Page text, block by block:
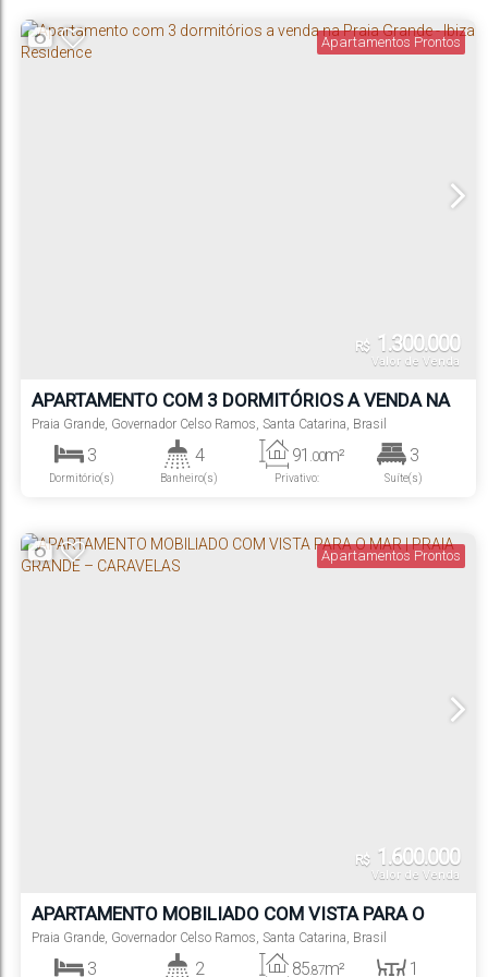
Apartamentos Prontos
R$ 1.300.000
Valor de Venda
APARTAMENTO COM 3 DORMITÓRIOS A VENDA NA
PRAIA GRANDE - IBIZA RESIDENCE
Praia Grande, Governador Celso Ramos, Santa Catarina, Brasil
3
Dormitório(s)
4
Banheiro(s) Privativo:
91 .00m² 3
Suíte(s)
Apartamentos Prontos
R$ 1.600.000
Valor de Venda
APARTAMENTO MOBILIADO COM VISTA PARA O
MAR | PRAIA GRANDE – CARAVELAS
Praia Grande, Governador Celso Ramos, Santa Catarina, Brasil
3 2 85.87m² 1